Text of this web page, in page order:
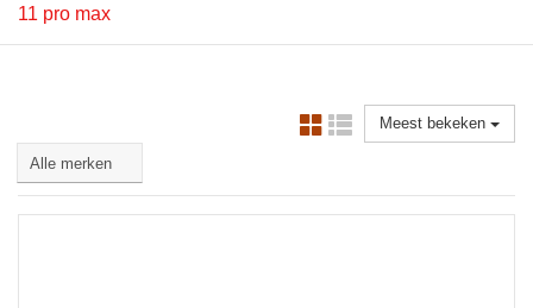
11 pro max
Meest bekeken